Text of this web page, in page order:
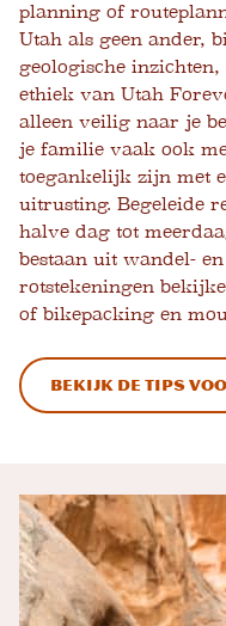
planning of
Utah als geen ander,
geologische
ethiek van Utah
alleen veilig naar je
je familie vaak ook
toegankelijk zijn met
uitrusting. Begeleide
halve dag tot
bestaan ​​uit wandel-
rotstekeningen
of bikepacking en
Bekijk de tips